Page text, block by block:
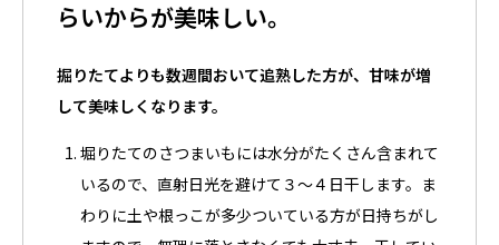
らいからが美味しい。
掘りたてよりも数週間おいて追熟した方が、甘味が増
して美味しくなります。
堀りたてのさつまいもには水分がたくさん含まれて
いるので、直射日光を避けて３～４日干します。ま
わりに土や根っこが多少ついている方が日持ちがし